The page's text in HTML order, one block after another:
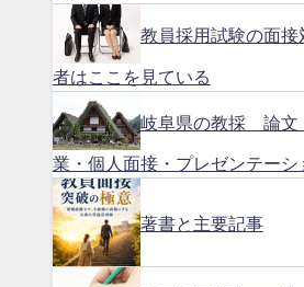
教員採用試験の面
者はここを見ている
岐阜県の教採 論文
業・個人面接・プレゼンテーシ
著書と主要記事